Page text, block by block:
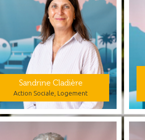
Sandrine Cladière
Action Sociale, Logement